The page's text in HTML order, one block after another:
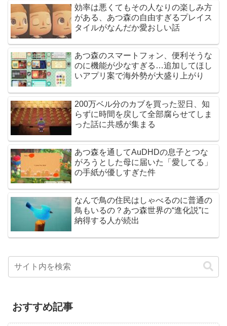
効率は悪くてもその人なりの楽しみ方
がある、あつ森の自由すぎるプレイス
タイルがなんだか愛おしい話
あつ森のスマートフォン、便利そうな
のに機能が少なすぎる…追加してほし
いアプリ案で海外勢が大盛り上がり
200万ベル分のカブを買った翌日、知
らずに時間を戻して全部腐らせてしま
った話に共感が集まる
あつ森を通してAuDHDの息子とつな
がろうとした母に届いた「愛してる」
の手紙が優しすぎた件
なんで鳥の住民はしゃべるのに普通の
鳥もいるの？あつ森世界の“進化説”に
納得する人が続出
おすすめ記事